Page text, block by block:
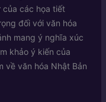
của các họa tiết
đối với văn hóa
mang ý nghĩa xúc
khảo ý kiến của
về văn hóa Nhật Bản